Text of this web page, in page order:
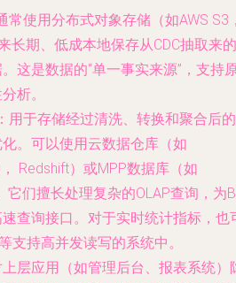
常使用分布式对象存储（如AWS S3
长期、低成本地保存从CDC抽取来的
这是数据的“单一事实来源”，支持
析。
：用于存储经过清洗、转换和聚合后的
。可以使用云数据仓库（如
Redshift）或MPP数据库（如
它们擅长处理复杂的OLAP查询，为
查询接口。对于实时统计指标，也
支持高并发读写的系统中。
上层应用（如管理后台、报表系统）